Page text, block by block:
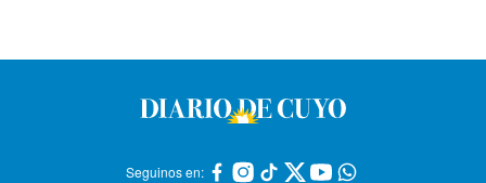
Seguinos en: